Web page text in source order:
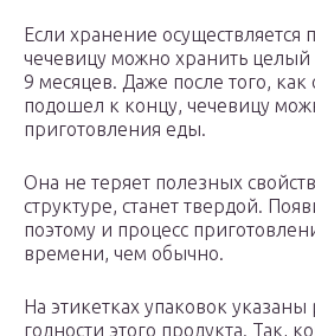
Если хранение осуществляется
чечевицу можно хранить
9 месяцев. Даже после того,
подошел к концу, чечевицу
приготовления еды.
Она не теряет полезных
структуре, станет твердой.
поэтому и процесс
времени, чем обычно.
На этикетках упаковок
годности этого продукта. Так,